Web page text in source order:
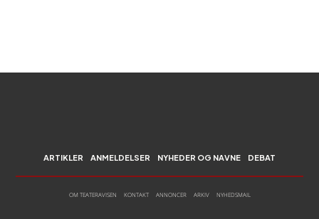
ARTIKLER ANMELDELSER NYHEDER OG NAVNE DEBAT
OM TEATERAVISEN KONTAKT ANNONCER ARKIV NYHEDSMAIL